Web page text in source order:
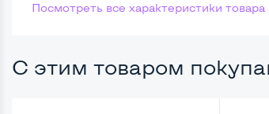
Размер памяти
Посмотреть все характеристики товара
С этим товаром